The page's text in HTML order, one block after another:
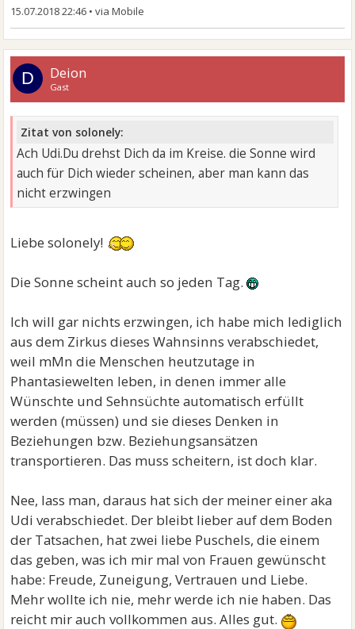
15.07.2018 22:46 •
D Deion
Gast
Zitat von solonely:
Ach Udi.Du drehst Dich da im Kreise. die Sonne wird
auch für Dich wieder scheinen, aber man kann das
nicht erzwingen
Liebe solonely!
Die Sonne scheint auch so jeden Tag.
Ich will gar nichts erzwingen, ich habe mich lediglich
aus dem Zirkus dieses Wahnsinns verabschiedet,
weil mMn die Menschen heutzutage in
Phantasiewelten leben, in denen immer alle
Wünschte und Sehnsüchte automatisch erfüllt
werden (müssen) und sie dieses Denken in
Beziehungen bzw. Beziehungsansätzen
transportieren. Das muss scheitern, ist doch klar.
Nee, lass man, daraus hat sich der meiner einer aka
Udi verabschiedet. Der bleibt lieber auf dem Boden
der Tatsachen, hat zwei liebe Puschels, die einem
das geben, was ich mir mal von Frauen gewünscht
habe: Freude, Zuneigung, Vertrauen und Liebe.
Mehr wollte ich nie, mehr werde ich nie haben. Das
reicht mir auch vollkommen aus. Alles gut.